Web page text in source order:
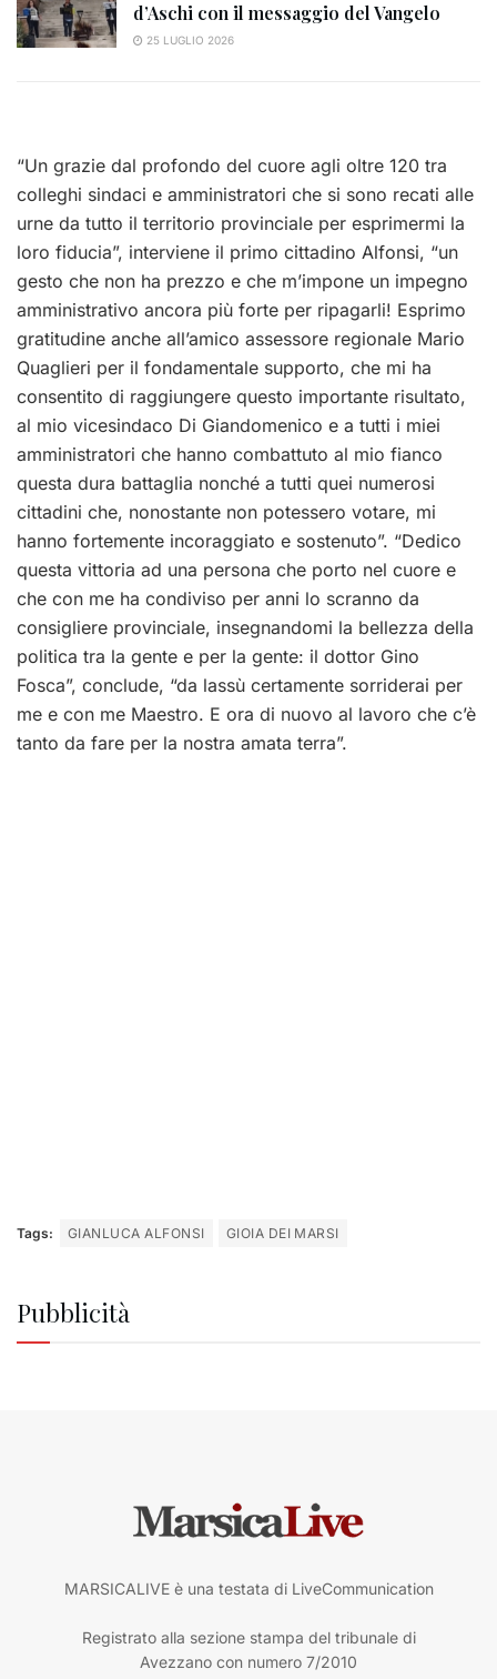
d’Aschi con il messaggio del Vangelo
25 LUGLIO 2026
“Un grazie dal profondo del cuore agli oltre 120 tra
colleghi sindaci e amministratori che si sono recati alle
urne da tutto il territorio provinciale per esprimermi la
loro fiducia”, interviene il primo cittadino Alfonsi, “un
gesto che non ha prezzo e che m’impone un impegno
amministrativo ancora più forte per ripagarli! Esprimo
gratitudine anche all’amico assessore regionale Mario
Quaglieri per il fondamentale supporto, che mi ha
consentito di raggiungere questo importante risultato,
al mio vicesindaco Di Giandomenico e a tutti i miei
amministratori che hanno combattuto al mio fianco
questa dura battaglia nonché a tutti quei numerosi
cittadini che, nonostante non potessero votare, mi
hanno fortemente incoraggiato e sostenuto”. “Dedico
questa vittoria ad una persona che porto nel cuore e
che con me ha condiviso per anni lo scranno da
consigliere provinciale, insegnandomi la bellezza della
politica tra la gente e per la gente: il dottor Gino
Fosca”, conclude, “da lassù certamente sorriderai per
me e con me Maestro. E ora di nuovo al lavoro che c’è
tanto da fare per la nostra amata terra”.
Tags: GIANLUCA ALFONSI GIOIA DEI MARSI
Pubblicità
MARSICALIVE è una testata di LiveCommunication
Registrato alla sezione stampa del tribunale di
Avezzano con numero 7/2010